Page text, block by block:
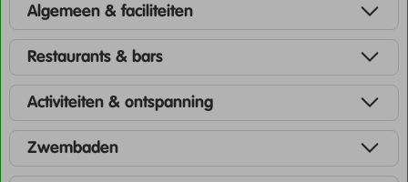
Algemeen & faciliteiten
Restaurants & bars
Activiteiten & ontspanning
Zwembaden